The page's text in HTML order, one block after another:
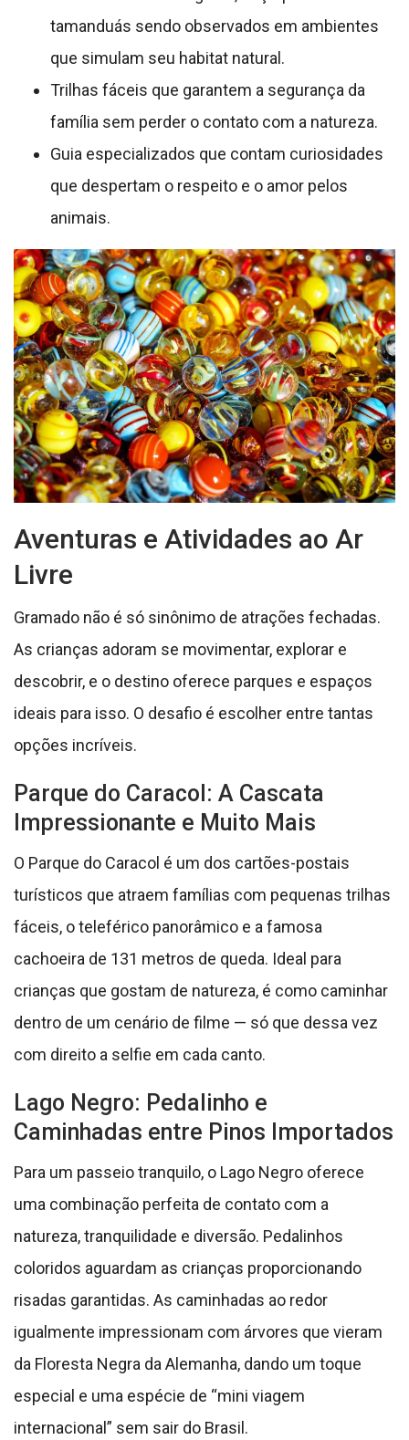
tamanduás sendo observados em ambientes
que simulam seu habitat natural.
Trilhas fáceis que garantem a segurança da
família sem perder o contato com a natureza.
Guia especializados que contam curiosidades
que despertam o respeito e o amor pelos
animais.
Aventuras e Atividades ao Ar
Livre
Gramado não é só sinônimo de atrações fechadas.
As crianças adoram se movimentar, explorar e
descobrir, e o destino oferece parques e espaços
ideais para isso. O desafio é escolher entre tantas
opções incríveis.
Parque do Caracol: A Cascata
Impressionante e Muito Mais
O Parque do Caracol é um dos cartões-postais
turísticos que atraem famílias com pequenas trilhas
fáceis, o teleférico panorâmico e a famosa
cachoeira de 131 metros de queda. Ideal para
crianças que gostam de natureza, é como caminhar
dentro de um cenário de filme — só que dessa vez
com direito a selfie em cada canto.
Lago Negro: Pedalinho e
Caminhadas entre Pinos Importados
Para um passeio tranquilo, o Lago Negro oferece
uma combinação perfeita de contato com a
natureza, tranquilidade e diversão. Pedalinhos
coloridos aguardam as crianças proporcionando
risadas garantidas. As caminhadas ao redor
igualmente impressionam com árvores que vieram
da Floresta Negra da Alemanha, dando um toque
especial e uma espécie de “mini viagem
internacional” sem sair do Brasil.